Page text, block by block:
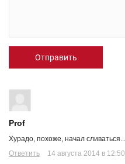
Отправить
Prof
Хурадо, похоже, начал сливаться...
Ответить
14 августа 2014 в 12:50